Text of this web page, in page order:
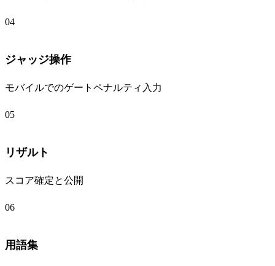
04
ジャッジ操作
モバイルでのゲートペナルティ入力
05
リザルト
スコア確定と公開
06
用語集